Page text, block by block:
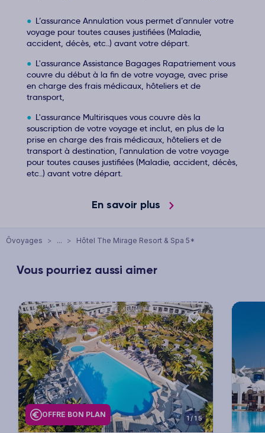
L’assurance Annulation vous permet d’annuler votre
voyage pour toutes causes justifiées (Maladie,
accident, décès, etc..) avant votre départ.
L'assurance Assistance Bagages Rapatriement vous
couvre du début à la fin de votre voyage, avec prise
en charge des frais médicaux, hôteliers et de
transport,
L'assurance Multirisques vous couvre dès la
souscription de votre voyage et inclut, en plus de la
prise en charge des frais médicaux, hôteliers et de
transport à destination, l'annulation de votre voyage
pour toutes causes justifiées (Maladie, accident, décès,
etc..) avant votre départ.
En savoir plus
Ôvoyages > ... > Hôtel The Mirage Resort & Spa 5*
Vous pourriez aussi aimer
Previous Next
OFFRE BON PLAN 1/15